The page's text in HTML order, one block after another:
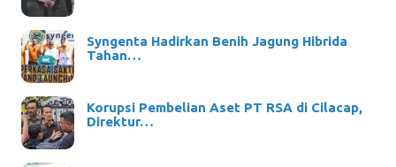
Syngenta Hadirkan Benih Jagung Hibrida
Tahan…
Korupsi Pembelian Aset PT RSA di Cilacap,
Direktur…